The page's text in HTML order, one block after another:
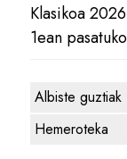
Klasikoa
1ean
Albiste guztiak
Hemeroteka